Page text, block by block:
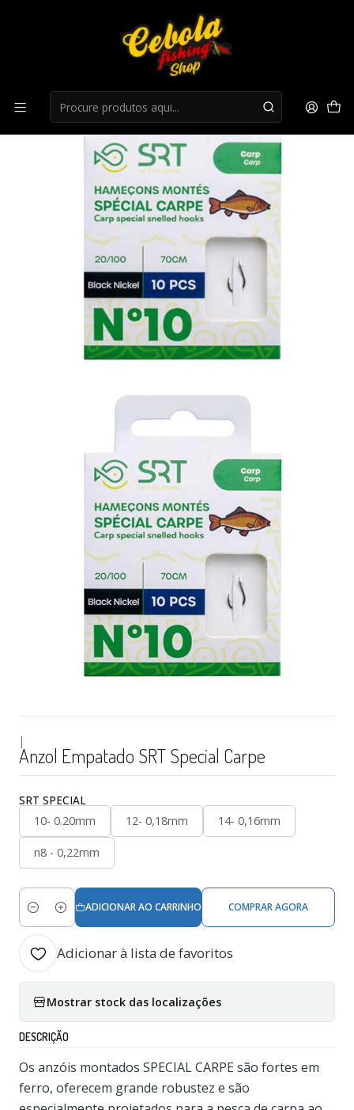
Anzol Empatado SRT Special Carpe
|
Anzol Empatado SRT Special Carpe
SRT SPECIAL
10- 0.20mm
12- 0,18mm 14- 0,16mm
n8 - 0,22mm
Quantidade
ADICIONAR AO CARRINHO COMPRAR AGORA
Adicionar à lista de favoritos
Mostrar stock das localizações
DESCRIÇÃO
Os anzóis montados SPECIAL CARPE são fortes em
ferro, oferecem grande robustez e são